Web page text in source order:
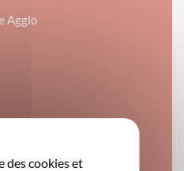
Agglo
des cookies et